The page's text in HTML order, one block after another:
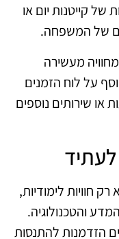
קייטנות יום או
של המשפחה.
מחוויה מעשירה
על לוח הזמנים
או שירותים נוספים
רק חוויות לימודיות,
והטכנולוגיה.
הזדמנות להתנסות